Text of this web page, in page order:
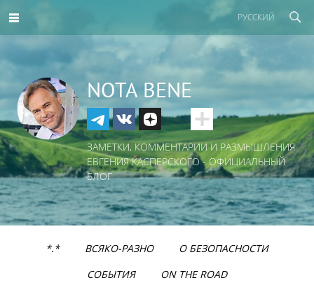
РУССКИЙ
NOTA BENE
ЗАМЕТКИ, КОММЕНТАРИИ И РАЗМЫШЛЕНИЯ
ЕВГЕНИЯ КАСПЕРСКОГО - ОФИЦИАЛЬНЫЙ
БЛОГ
*.* ВСЯКО-РАЗНО
О БЕЗОПАСНОСТИ
СОБЫТИЯ
ON THE ROAD